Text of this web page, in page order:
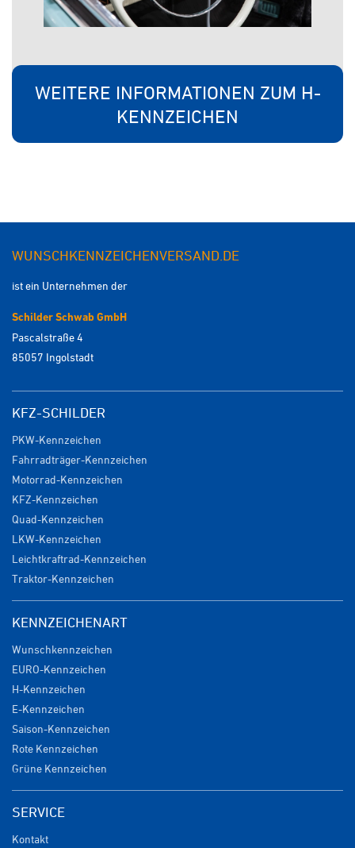
WEITERE INFORMATIONEN ZUM H-
KENNZEICHEN
WUNSCHKENNZEICHENVERSAND.DE
ist ein Unternehmen der
Schilder Schwab GmbH
Pascalstraße 4
85057 Ingolstadt
KFZ-SCHILDER
PKW-Kennzeichen
Fahrradträger-Kennzeichen
Motorrad-Kennzeichen
KFZ-Kennzeichen
Quad-Kennzeichen
LKW-Kennzeichen
Leichtkraftrad-Kennzeichen
Traktor-Kennzeichen
KENNZEICHENART
Wunschkennzeichen
EURO-Kennzeichen
H-Kennzeichen
E-Kennzeichen
Saison-Kennzeichen
Rote Kennzeichen
Grüne Kennzeichen
SERVICE
Kontakt